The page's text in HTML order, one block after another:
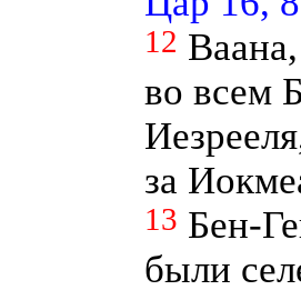
12
во всем
за
13 Бен-
были